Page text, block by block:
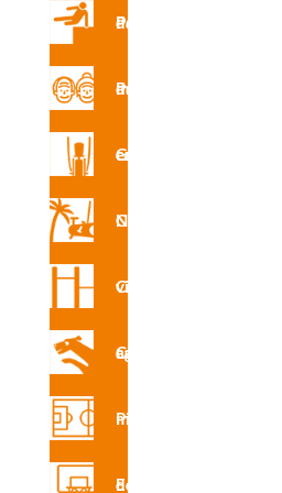
Parques de Parkour
Parque de mayores
Gimnasio en la calle
Circuito Nforma
Circuito vita
Circuito canino agility
Pistas multideporte
Equipamiento deportivo
CAD
R5313
CAD
R5313
Certifi
cado
produ